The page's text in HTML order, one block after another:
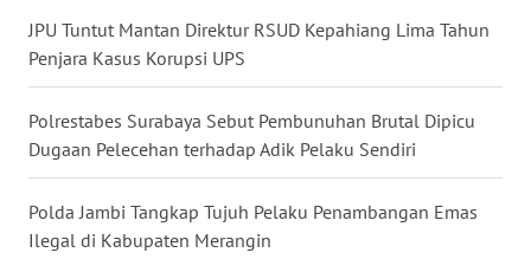
JPU Tuntut Mantan Direktur RSUD Kepahiang Lima Tahun
Penjara Kasus Korupsi UPS
Polrestabes Surabaya Sebut Pembunuhan Brutal Dipicu
Dugaan Pelecehan terhadap Adik Pelaku Sendiri
Polda Jambi Tangkap Tujuh Pelaku Penambangan Emas
Ilegal di Kabupaten Merangin
KALTARA
WN
KALSEL
WN
KALTIM